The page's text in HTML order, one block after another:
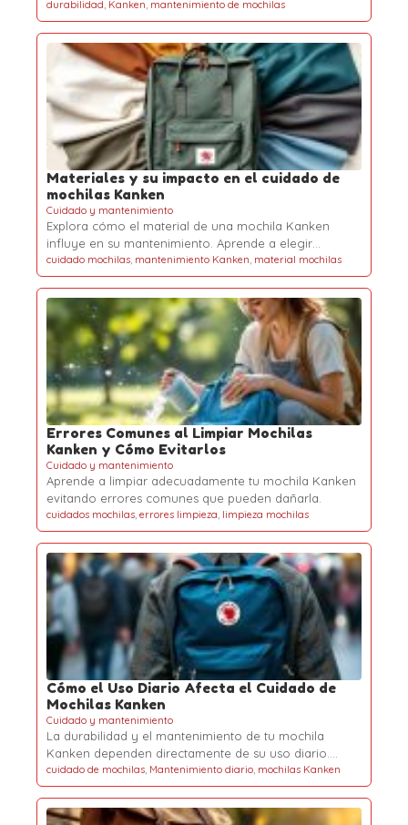
durabilidad, Kanken, mantenimiento de mochilas
Materiales y su impacto en el cuidado de
mochilas Kanken
Cuidado y mantenimiento
Explora cómo el material de una mochila Kanken
influye en su mantenimiento. Aprende a elegir…
cuidado mochilas, mantenimiento Kanken, material mochilas
Errores Comunes al Limpiar Mochilas
Kanken y Cómo Evitarlos
Cuidado y mantenimiento
Aprende a limpiar adecuadamente tu mochila Kanken
evitando errores comunes que pueden dañarla.
cuidados mochilas, errores limpieza, limpieza mochilas
Cómo el Uso Diario Afecta el Cuidado de
Mochilas Kanken
Cuidado y mantenimiento
La durabilidad y el mantenimiento de tu mochila
Kanken dependen directamente de su uso diario.…
cuidado de mochilas, Mantenimiento diario, mochilas Kanken